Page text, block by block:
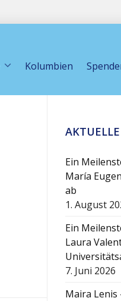
Kolumbien
Ein
María
ab
1. August
Ein
Laura
7. Juni 2026
Maira Lenis